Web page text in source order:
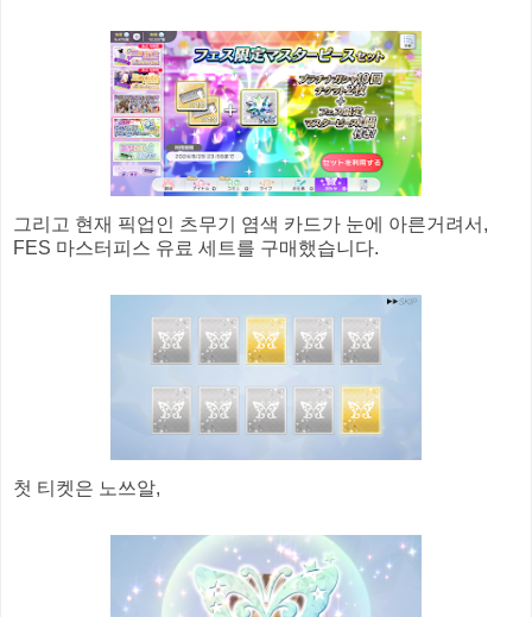
그리고 현재 픽업인 츠무기 염색 카드가 눈에 아른거려서,
FES 마스터피스 유료 세트를 구매했습니다.
첫 티켓은 노쓰알,